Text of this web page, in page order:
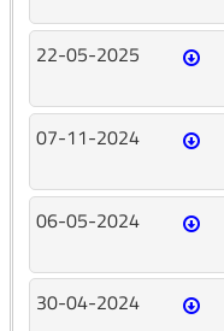
22-05-2025
07-11-2024
06-05-2024
30-04-2024